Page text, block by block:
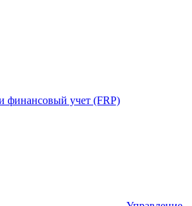
финансовый учет (FRP)